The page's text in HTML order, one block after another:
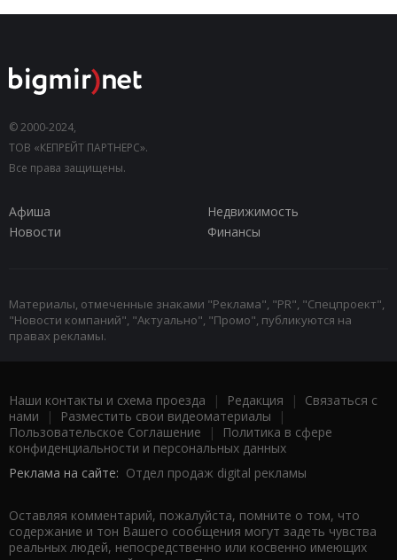
© 2000-2024,
ТОВ «КЕПРЕЙТ ПАРТНЕРС».
Все права защищены.
Афиша
Недвижимость
Новости
Финансы
Материалы, отмеченные знаками "Реклама", "PR", "Спецпроект",
"Новости компаний", "Актуально", "Промо", публикуются на
правах рекламы.
Наши контакты и схема проезда | Редакция | Связаться с
нами | Разместить свои видеоматериалы |
Пользовательское Соглашение |
Политика в сфере
конфиденциальности и персональных данных
Реклама на сайте: Отдел продаж digital рекламы
Оставляя комментарий, пожалуйста, помните о том, что
содержание и тон Вашего сообщения могут задеть чувства
реальных людей, непосредственно или косвенно имеющих